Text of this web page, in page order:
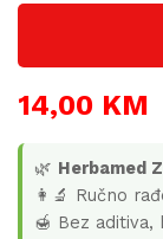
14,00 KM
🌿 Herbamed
👩‍🔬 Ručno
🍯 Bez aditiva,